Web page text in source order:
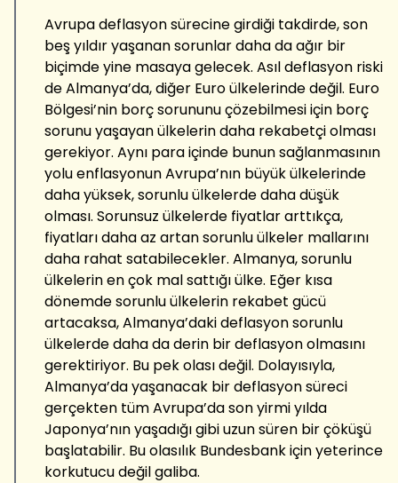
Avrupa deflasyon sürecine girdiği takdirde, son
beş yıldır yaşanan sorunlar daha da ağır bir
biçimde yine masaya gelecek. Asıl deflasyon riski
de Almanya’da, diğer Euro ülkelerinde değil. Euro
Bölgesi’nin borç sorununu çözebilmesi için borç
sorunu yaşayan ülkelerin daha rekabetçi olması
gerekiyor. Aynı para içinde bunun sağlanmasının
yolu enflasyonun Avrupa’nın büyük ülkelerinde
daha yüksek, sorunlu ülkelerde daha düşük
olması. Sorunsuz ülkelerde fiyatlar arttıkça,
fiyatları daha az artan sorunlu ülkeler mallarını
daha rahat satabilecekler. Almanya, sorunlu
ülkelerin en çok mal sattığı ülke. Eğer kısa
dönemde sorunlu ülkelerin rekabet gücü
artacaksa, Almanya’daki deflasyon sorunlu
ülkelerde daha da derin bir deflasyon olmasını
gerektiriyor. Bu pek olası değil. Dolayısıyla,
Almanya’da yaşanacak bir deflasyon süreci
gerçekten tüm Avrupa’da son yirmi yılda
Japonya’nın yaşadığı gibi uzun süren bir çöküşü
başlatabilir. Bu olasılık Bundesbank için yeterince
korkutucu değil galiba.